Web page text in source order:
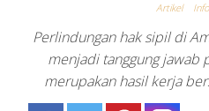
Artikel
Perlindungan hak sipil di
menjadi tanggung jawab
merupakan hasil kerja